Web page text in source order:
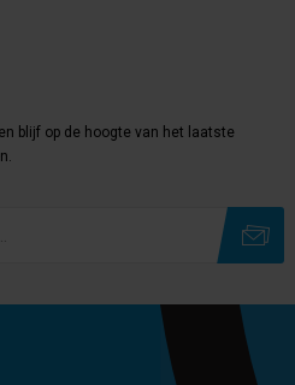
blijf op de hoogte van het laatste